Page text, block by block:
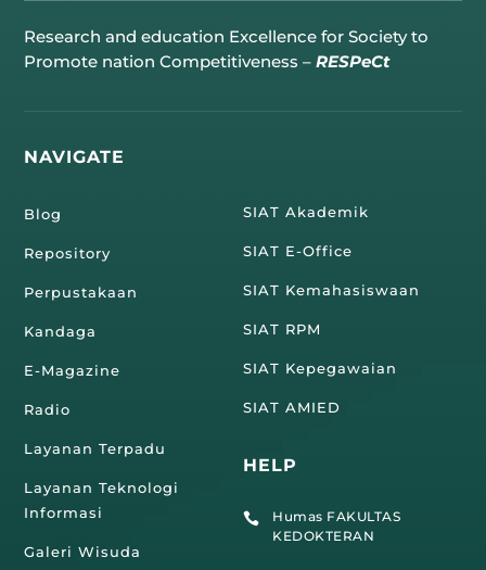
Research and education Excellence for Society to
Promote nation Competitiveness –RESPeCt
NAVIGATE
Blog
Repository
Perpustakaan
Kandaga
E-Magazine
Radio
Layanan Terpadu
Layanan Teknologi
Informasi
Galeri Wisuda
SIAT Akademik
SIAT E-Office
SIAT Kemahasiswaan
SIAT RPM
SIAT Kepegawaian
SIAT AMIED
HELP

Humas FAKULTAS
KEDOKTERAN